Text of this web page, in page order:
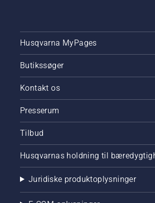
Husqvarna MyPages
Butikssøger
Kontakt os
Presserum
Tilbud
Husqvarnas holdning til
Juridiske produktoplysninger